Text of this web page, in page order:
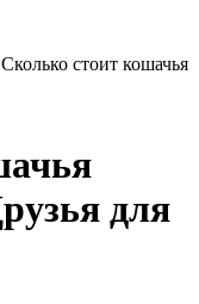
Сколько стоит кошачья
для